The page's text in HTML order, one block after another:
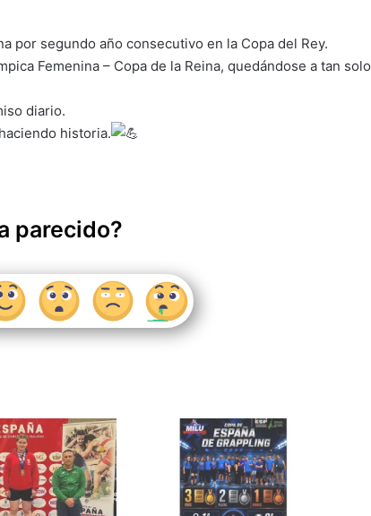
por segundo año consecutivo en la Copa del Rey.
Femenina – Copa de la Reina, quedándose a tan solo
diario.
historia.
parecido?